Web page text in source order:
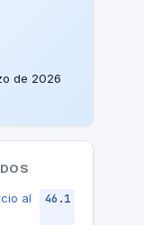
de 2026
al
46.1